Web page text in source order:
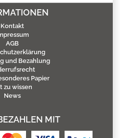
Kontakt
AGB
und Bezahlung
Papier
zu wissen
News
MIT